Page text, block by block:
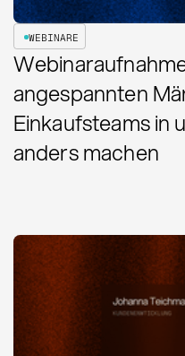
WEBINARE
angespannten
Einkaufsteams in
anders machen